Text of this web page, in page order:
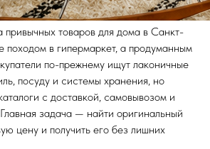
привычных товаров для дома в Санкт-
походом в гипермаркет, а продуманным
по-прежнему ищут лаконичные
посуду и системы хранения, но
с доставкой, самовывозом и
задача — найти оригинальный
цену и получить его без лишних